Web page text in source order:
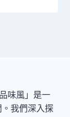
味風」是一
我們深入探